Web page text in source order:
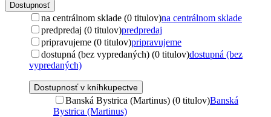
Dostupnosť
na centrálnom sklade (0 titulov)na centrálnom sklade
predpredaj (0 titulov)predpredaj
pripravujeme (0 titulov)pripravujeme
dostupná (bez vypredaných) (0 titulov)dostupná (bez
vypredaných)
Dostupnosť v kníhkupectve
Banská Bystrica (Martinus) (0 titulov)Banská
Bystrica (Martinus)